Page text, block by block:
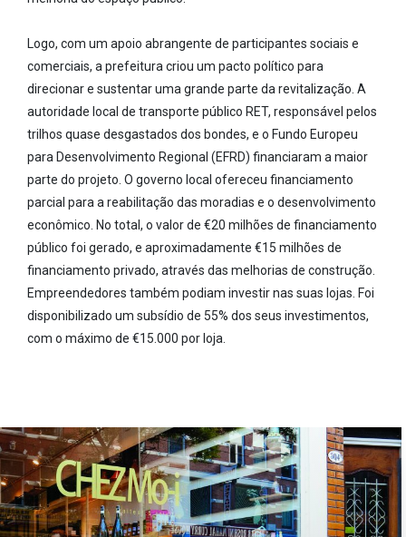
Logo, com um apoio abrangente de participantes sociais e
comerciais, a prefeitura criou um pacto político para
direcionar e sustentar uma grande parte da revitalização. A
autoridade local de transporte público RET, responsável pelos
trilhos quase desgastados dos bondes, e o Fundo Europeu
para Desenvolvimento Regional (EFRD) financiaram a maior
parte do projeto. O governo local ofereceu financiamento
parcial para a reabilitação das moradias e o desenvolvimento
econômico. No total, o valor de €20 milhões de financiamento
público foi gerado, e aproximadamente €15 milhões de
financiamento privado, através das melhorias de construção.
Empreendedores também podiam investir nas suas lojas. Foi
disponibilizado um subsídio de 55% dos seus investimentos,
com o máximo de €15.000 por loja.